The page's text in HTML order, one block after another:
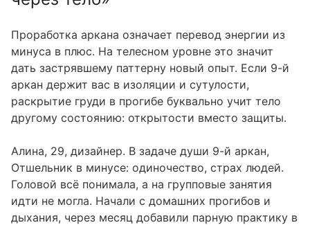
Проработка аркана означает перевод энергии из
минуса в плюс. На телесном уровне это значит
дать застрявшему паттерну новый опыт. Если 9-й
аркан держит вас в изоляции и сутулости,
раскрытие груди в прогибе буквально учит тело
другому состоянию: открытости вместо защиты.
Алина, 29, дизайнер. В задаче души 9-й аркан,
Отшельник в минусе: одиночество, страх людей.
Головой всё понимала, а на групповые занятия
идти не могла. Начали с домашних прогибов и
дыхания, через месяц добавили парную практику в